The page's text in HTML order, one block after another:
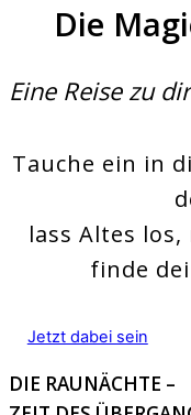
Die
Eine Reise zu
Tauche ein in
lass Altes
finde
Jetzt dabei sein
DIE RAUNÄCHTE –